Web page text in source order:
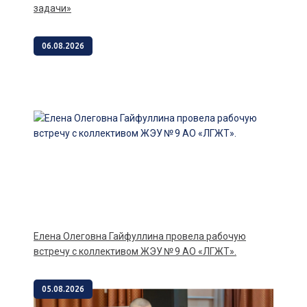
задачи»
06.08.2026
Елена Олеговна Гайфуллина провела рабочую
встречу с коллективом ЖЭУ № 9 АО «ЛГЖТ».
05.08.2026